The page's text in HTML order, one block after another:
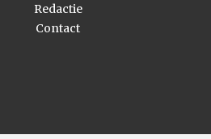
Redactie
Contact